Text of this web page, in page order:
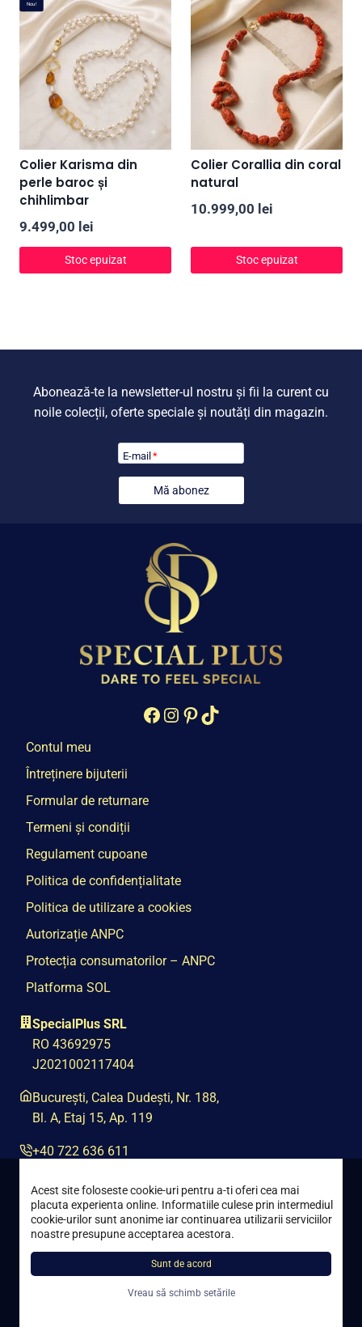
Nou!
Colier Karisma din
perle baroc și
chihlimbar
9.499,00 lei
Stoc epuizat
Colier Corallia din coral
natural
10.999,00 lei
Stoc epuizat
Abonează-te la newsletter-ul nostru și fii la curent cu
noile colecții, oferte speciale și noutăți din magazin.
E-mail*
Mă abonez
Facebook
Instagram
Pinterest
TikTok
Contul meu
Întreținere bijuterii
Formular de returnare
Termeni și condiții
Regulament cupoane
Politica de confidențialitate
Politica de utilizare a cookies
Autorizație ANPC
Protecția consumatorilor – ANPC
Platforma SOL
SpecialPlus SRL
RO 43692975
J2021002117404
București, Calea Dudești, Nr. 188,
Bl. A, Etaj 15, Ap. 119
+40 722 636 611
contact@special-plus.ro
Toate drepturile rezervate © 2021 – 2026 Special Plus
Acest site foloseste cookie-uri pentru a-ti oferi cea mai
placuta experienta online. Informatiile culese prin intermediul
cookie-urilor sunt anonime iar continuarea utilizarii serviciilor
noastre presupune acceptarea acestora.
Sunt de acord
Vreau să schimb setările